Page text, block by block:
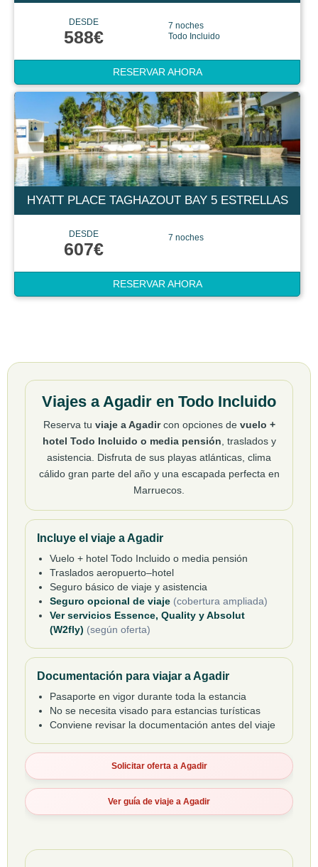
DESDE
588€
7 noches
Todo Incluido
RESERVAR AHORA
HYATT PLACE TAGHAZOUT BAY 5 ESTRELLAS
DESDE
607€
7 noches
RESERVAR AHORA
Viajes a Agadir en Todo Incluido
Reserva tu viaje a Agadircon opciones de vuelo +
hotel Todo Incluido o media pensión , traslados y
asistencia. Disfruta de sus playas atlánticas, clima
cálido gran parte del año y una escapada perfecta en
Marruecos.
Incluye el viaje a Agadir
Vuelo + hotel Todo Incluido o media pensión
Traslados aeropuerto–hotel
Seguro básico de viaje y asistencia
Seguro opcional de viaje (cobertura ampliada)
Ver servicios Essence, Quality y Absolut
(W2fly) (según oferta)
Documentación para viajar a Agadir
Pasaporte en vigor durante toda la estancia
No se necesita visado para estancias turísticas
Conviene revisar la documentación antes del viaje
Solicitar oferta a Agadir
Ver guía de viaje a Agadir